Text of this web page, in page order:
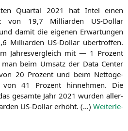
Quar­tal 2021 hat Intel einen
von 19,7 Mil­li­ar­den US-Dol­lar
damit die eige­nen Erwar­tun­gen
Mil­li­ar­den US-Dol­lar über­trof­fen.
Jah­res­ver­gleich mit — 1 Pro­zent
beim Umsatz der Data Cen­ter
20 Pro­zent und beim Net­to­ge­
41 Pro­zent hin­neh­men. Die
gesam­te Jahr 2021 wur­den aller­
US-Dol­lar erhöht. (…) Wei­ter­le­